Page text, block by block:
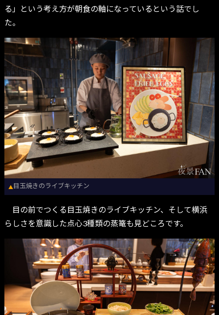
る」という考え方が朝食の軸になっているという話でし
た。
▲目玉焼きのライブキッチン
目の前でつくる目玉焼きのライブキッチン、そして横浜
らしさを意識した点心3種類の蒸篭も見どころです。